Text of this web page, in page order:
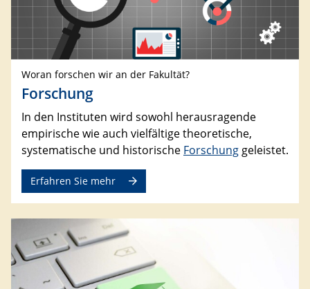
Woran forschen wir an der Fakultät?
Forschung
In den Instituten wird sowohl herausragende
empirische wie auch vielfältige theoretische,
systematische und historische Forschung geleistet.
Erfahren Sie mehr